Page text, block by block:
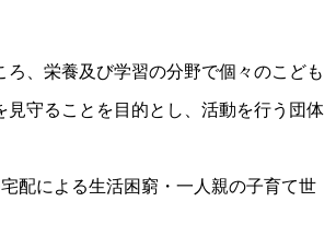
、栄養及び学習の分野で個々のこども
守ることを目的とし、活動を行う団体
配による生活困窮・一人親の子育て世